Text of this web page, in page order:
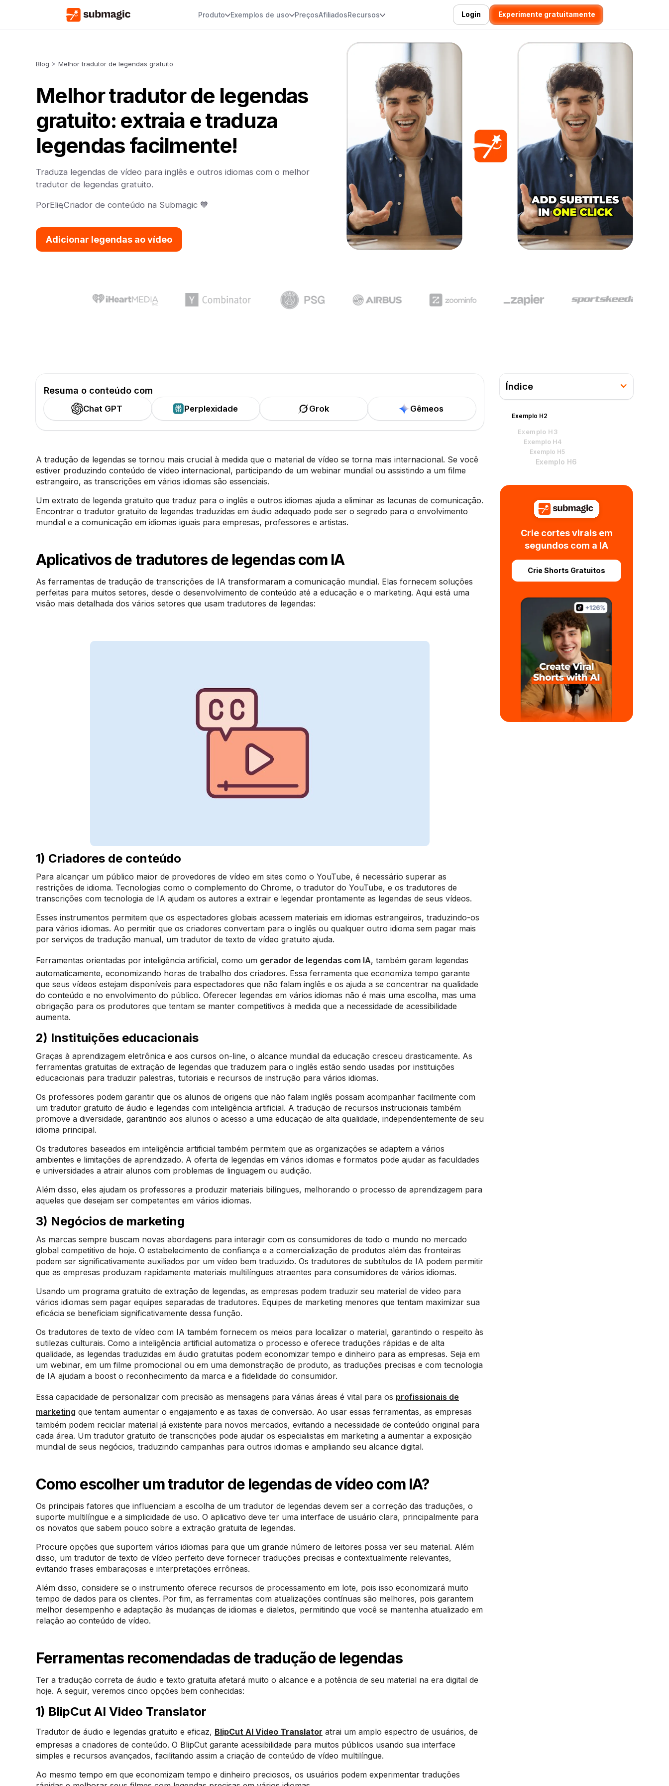
Produto Exemplos de uso PreçosAfiliadosRecursos Login Experimente gratuitamente
Blog > Melhor tradutor de legendas gratuito
Melhor tradutor de legendas
gratuito: extraia e traduza
legendas facilmente!
Traduza legendas de vídeo para inglês e outros idiomas com o melhor
tradutor de legendas gratuito.
PorElie,Criador de conteúdo na Submagic 🧡
Adicionar legendas ao vídeo
Resuma o conteúdo com
Chat GPT Perplexidade Grok Gêmeos
A tradução de legendas se tornou mais crucial à medida que o material de vídeo se torna mais internacional. Se você
estiver produzindo conteúdo de vídeo internacional, participando de um webinar mundial ou assistindo a um filme
estrangeiro, as transcrições em vários idiomas são essenciais.
Um extrato de legenda gratuito que traduz para o inglês e outros idiomas ajuda a eliminar as lacunas de comunicação.
Encontrar o tradutor gratuito de legendas traduzidas em áudio adequado pode ser o segredo para o envolvimento
mundial e a comunicação em idiomas iguais para empresas, professores e artistas.
Aplicativos de tradutores de legendas com IA
As ferramentas de tradução de transcrições de IA transformaram a comunicação mundial. Elas fornecem soluções
perfeitas para muitos setores, desde o desenvolvimento de conteúdo até a educação e o marketing. Aqui está uma
visão mais detalhada dos vários setores que usam tradutores de legendas:
1) Criadores de conteúdo
Para alcançar um público maior de provedores de vídeo em sites como o YouTube, é necessário superar as
restrições de idioma. Tecnologias como o complemento do Chrome, o tradutor do YouTube, e os tradutores de
transcrições com tecnologia de IA ajudam os autores a extrair e legendar prontamente as legendas de seus vídeos.
Esses instrumentos permitem que os espectadores globais acessem materiais em idiomas estrangeiros, traduzindo-os
para vários idiomas. Ao permitir que os criadores convertam para o inglês ou qualquer outro idioma sem pagar mais
por serviços de tradução manual, um tradutor de texto de vídeo gratuito ajuda.
Ferramentas orientadas por inteligência artificial, como um gerador de legendas com IA, também geram legendas
automaticamente, economizando horas de trabalho dos criadores. Essa ferramenta que economiza tempo garante
que seus vídeos estejam disponíveis para espectadores que não falam inglês e os ajuda a se concentrar na qualidade
do conteúdo e no envolvimento do público. Oferecer legendas em vários idiomas não é mais uma escolha, mas uma
obrigação para os produtores que tentam se manter competitivos à medida que a necessidade de acessibilidade
aumenta.
2) Instituições educacionais
Graças à aprendizagem eletrônica e aos cursos on-line, o alcance mundial da educação cresceu drasticamente. As
ferramentas gratuitas de extração de legendas que traduzem para o inglês estão sendo usadas por instituições
educacionais para traduzir palestras, tutoriais e recursos de instrução para vários idiomas.
Os professores podem garantir que os alunos de origens que não falam inglês possam acompanhar facilmente com
um tradutor gratuito de áudio e legendas com inteligência artificial. A tradução de recursos instrucionais também
promove a diversidade, garantindo aos alunos o acesso a uma educação de alta qualidade, independentemente de seu
idioma principal.
Os tradutores baseados em inteligência artificial também permitem que as organizações se adaptem a vários
ambientes e limitações de aprendizado. A oferta de legendas em vários idiomas e formatos pode ajudar as faculdades
e universidades a atrair alunos com problemas de linguagem ou audição.
Além disso, eles ajudam os professores a produzir materiais bilíngues, melhorando o processo de aprendizagem para
aqueles que desejam ser competentes em vários idiomas.
3) Negócios de marketing
As marcas sempre buscam novas abordagens para interagir com os consumidores de todo o mundo no mercado
global competitivo de hoje. O estabelecimento de confiança e a comercialização de produtos além das fronteiras
podem ser significativamente auxiliados por um vídeo bem traduzido. Os tradutores de subtítulos de IA podem permitir
que as empresas produzam rapidamente materiais multilíngues atraentes para consumidores de vários idiomas.
Usando um programa gratuito de extração de legendas, as empresas podem traduzir seu material de vídeo para
vários idiomas sem pagar equipes separadas de tradutores. Equipes de marketing menores que tentam maximizar sua
eficácia se beneficiam significativamente dessa função.
Os tradutores de texto de vídeo com IA também fornecem os meios para localizar o material, garantindo o respeito às
sutilezas culturais. Como a inteligência artificial automatiza o processo e oferece traduções rápidas e de alta
qualidade, as legendas traduzidas em áudio gratuitas podem economizar tempo e dinheiro para as empresas. Seja em
um webinar, em um filme promocional ou em uma demonstração de produto, as traduções precisas e com tecnologia
de IA ajudam a boost o reconhecimento da marca e a fidelidade do consumidor.
Essa capacidade de personalizar com precisão as mensagens para várias áreas é vital para os profissionais de
marketing que tentam aumentar o engajamento e as taxas de conversão. Ao usar essas ferramentas, as empresas
também podem reciclar material já existente para novos mercados, evitando a necessidade de conteúdo original para
cada área. Um tradutor gratuito de transcrições pode ajudar os especialistas em marketing a aumentar a exposição
mundial de seus negócios, traduzindo campanhas para outros idiomas e ampliando seu alcance digital.
Como escolher um tradutor de legendas de vídeo com IA?
Os principais fatores que influenciam a escolha de um tradutor de legendas devem ser a correção das traduções, o
suporte multilíngue e a simplicidade de uso. O aplicativo deve ter uma interface de usuário clara, principalmente para
os novatos que sabem pouco sobre a extração gratuita de legendas.
Procure opções que suportem vários idiomas para que um grande número de leitores possa ver seu material. Além
disso, um tradutor de texto de vídeo perfeito deve fornecer traduções precisas e contextualmente relevantes,
evitando frases embaraçosas e interpretações errôneas.
Além disso, considere se o instrumento oferece recursos de processamento em lote, pois isso economizará muito
tempo de dados para os clientes. Por fim, as ferramentas com atualizações contínuas são melhores, pois garantem
melhor desempenho e adaptação às mudanças de idiomas e dialetos, permitindo que você se mantenha atualizado em
relação ao conteúdo de vídeo.
Ferramentas recomendadas de tradução de legendas
Ter a tradução correta de áudio e texto gratuita afetará muito o alcance e a potência de seu material na era digital de
hoje. A seguir, veremos cinco opções bem conhecidas:
1) BlipCut AI Video Translator
Tradutor de áudio e legendas gratuito e eficaz, BlipCut AI Video Translator atrai um amplo espectro de usuários, de
empresas a criadores de conteúdo. O BlipCut garante acessibilidade para muitos públicos usando sua interface
simples e recursos avançados, facilitando assim a criação de conteúdo de vídeo multilíngue.
Ao mesmo tempo em que economizam tempo e dinheiro preciosos, os usuários podem experimentar traduções
Índice
Exemplo H2
Exemplo H3
Exemplo H4
Exemplo H5
Exemplo H6
Crie cortes virais em
segundos com a IA
Crie Shorts Gratuitos